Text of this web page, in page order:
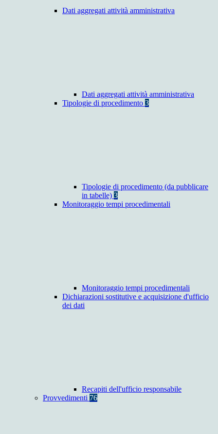
Dati aggregati attività amministrativa
Dati aggregati attività amministrativa
Tipologie di procedimento 3
Tipologie di procedimento (da pubblicare
in tabelle) 3
Monitoraggio tempi procedimentali
Monitoraggio tempi procedimentali
Dichiarazioni sostitutive e acquisizione d'ufficio
dei dati
Recapiti dell'ufficio responsabile
Provvedimenti 76